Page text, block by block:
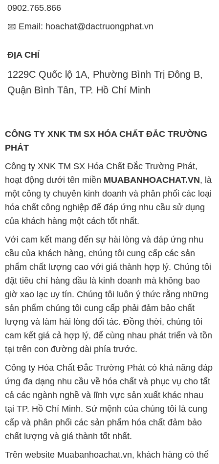
0902.765.866
📧 Email: hoachat@dactruongphat.vn
ĐỊA CHỈ
1229C Quốc lộ 1A, Phường Bình Trị Đông B,
Quận Bình Tân, TP. Hồ Chí Minh
CÔNG TY XNK TM SX HÓA CHẤT ĐẮC TRƯỜNG
PHÁT
Công ty XNK TM SX Hóa Chất Đắc Trường Phát,
hoạt động dưới tên miền MUABANHOACHAT.VN, là
một công ty chuyên kinh doanh và phân phối các loại
hóa chất công nghiệp để đáp ứng nhu cầu sử dụng
của khách hàng một cách tốt nhất.
Với cam kết mang đến sự hài lòng và đáp ứng nhu
cầu của khách hàng, chúng tôi cung cấp các sản
phẩm chất lượng cao với giá thành hợp lý. Chúng tôi
đặt tiêu chí hàng đầu là kinh doanh mà không bao
giờ xao lạc uy tín. Chúng tôi luôn ý thức rằng những
sản phẩm chúng tôi cung cấp phải đảm bảo chất
lượng và làm hài lòng đối tác. Đồng thời, chúng tôi
cam kết giá cả hợp lý, để cùng nhau phát triển và tồn
tại trên con đường dài phía trước.
Công ty Hóa Chất Đắc Trường Phát có khả năng đáp
ứng đa dạng nhu cầu về hóa chất và phục vụ cho tất
cả các ngành nghề và lĩnh vực sản xuất khác nhau
tại TP. Hồ Chí Minh. Sứ mệnh của chúng tôi là cung
cấp và phân phối các sản phẩm hóa chất đảm bảo
chất lượng và giá thành tốt nhất.
Trên website Muabanhoachat.vn, khách hàng có thể